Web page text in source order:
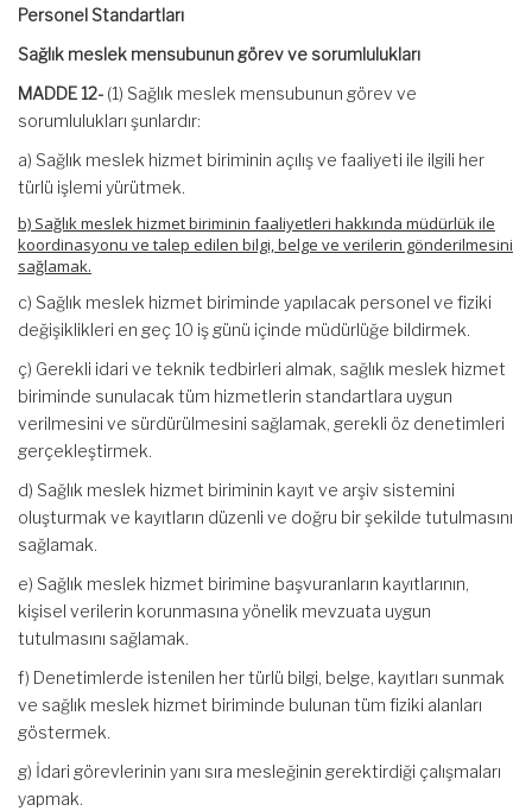
Personel Standartları
Sağlık meslek mensubunun görev ve sorumlulukları
MADDE 12- (1) Sağlık meslek mensubunun görev ve
sorumlulukları şunlardır:
a) Sağlık meslek hizmet biriminin açılış ve faaliyeti ile ilgili her
türlü işlemi yürütmek.
b) Sağlık meslek hizmet biriminin faaliyetleri hakkında müdürlük ile
koordinasyonu ve talep edilen bilgi, belge ve verilerin gönderilmesini
sağlamak.
c) Sağlık meslek hizmet biriminde yapılacak personel ve fiziki
değişiklikleri en geç 10 iş günü içinde müdürlüğe bildirmek.
ç) Gerekli idari ve teknik tedbirleri almak, sağlık meslek hizmet
biriminde sunulacak tüm hizmetlerin standartlara uygun
verilmesini ve sürdürülmesini sağlamak, gerekli öz denetimleri
gerçekleştirmek.
d) Sağlık meslek hizmet biriminin kayıt ve arşiv sistemini
oluşturmak ve kayıtların düzenli ve doğru bir şekilde tutulmasını
sağlamak.
e) Sağlık meslek hizmet birimine başvuranların kayıtlarının,
kişisel verilerin korunmasına yönelik mevzuata uygun
tutulmasını sağlamak.
f) Denetimlerde istenilen her türlü bilgi, belge, kayıtları sunmak
ve sağlık meslek hizmet biriminde bulunan tüm fiziki alanları
göstermek.
g) İdari görevlerinin yanı sıra mesleğinin gerektirdiği çalışmaları
yapmak.